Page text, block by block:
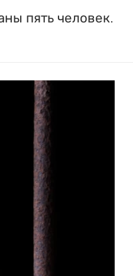
пять человек.